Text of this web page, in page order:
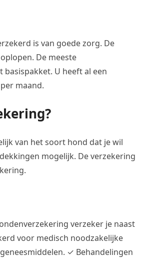
is van goede zorg. De
De meeste
U heeft al een
maand.
van het soort hond dat je wil
mogelijk. De verzekering
verzeker je naast
voor medisch noodzakelijke
✓ Behandelingen